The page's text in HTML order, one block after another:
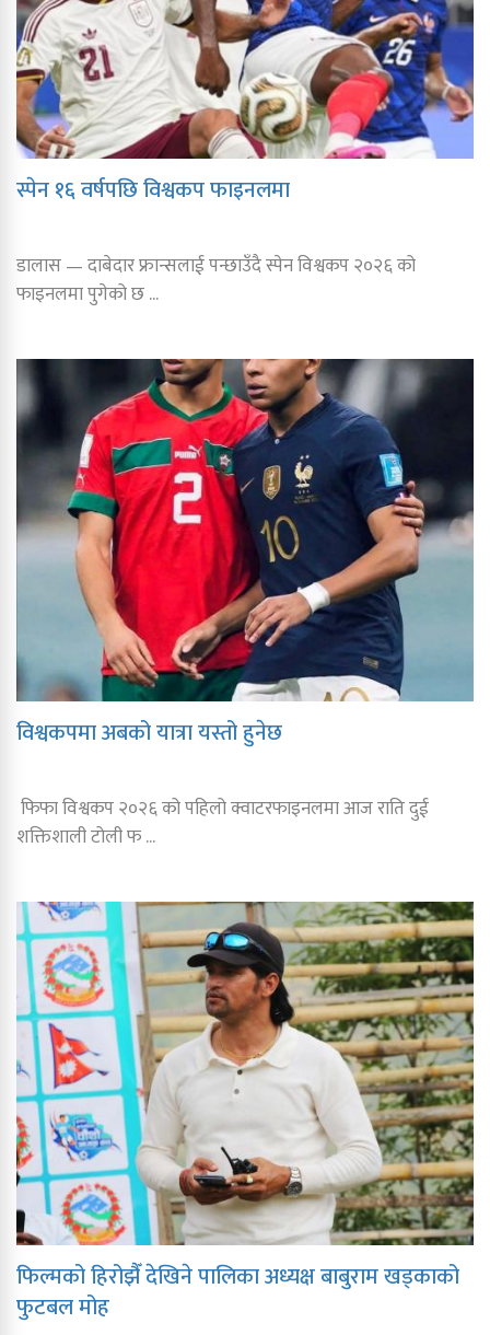
स्पेन १६ वर्षपछि विश्वकप फाइनलमा
डालास — दाबेदार फ्रान्सलाई पन्छाउँदै स्पेन विश्वकप २०२६ को
फाइनलमा पुगेको छ ...
विश्वकपमा अबको यात्रा यस्तो हुनेछ
फिफा विश्वकप २०२६ को पहिलो क्वाटरफाइनलमा आज राति दुई
शक्तिशाली टोली फ ...
फिल्मको हिरोझैँ देखिने पालिका अध्यक्ष बाबुराम खड्काको
फुटबल मोह